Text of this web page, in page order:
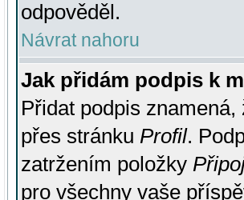
odpověděl.
Návrat nahoru
Jak přidám podpis k
Přidat podpis
přes stránku Profil.
zatržením položky
pro všechny vaše